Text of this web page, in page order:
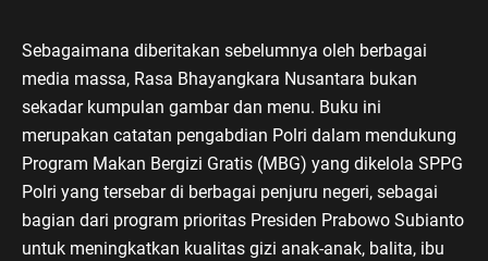
Sebagaimana diberitakan sebelumnya oleh berbagai
media massa, Rasa Bhayangkara Nusantara bukan
sekadar kumpulan gambar dan menu. Buku ini
merupakan catatan pengabdian Polri dalam mendukung
Program Makan Bergizi Gratis (MBG) yang dikelola SPPG
Polri yang tersebar di berbagai penjuru negeri, sebagai
bagian dari program prioritas Presiden Prabowo Subianto
untuk meningkatkan kualitas gizi anak-anak, balita, ibu